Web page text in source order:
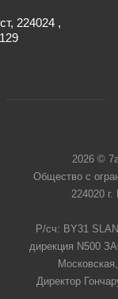
224024 ,
2026 ©
Общество с
224020
Р/сч: BY31
дирекция N500
Директор